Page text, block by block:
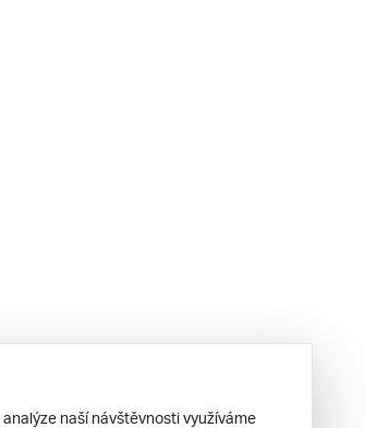
naší návštěvnosti využíváme